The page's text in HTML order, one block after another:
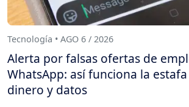
Tecnología • AGO 6 / 2026
Alerta por falsas ofertas de
WhatsApp: así funciona la
dinero y datos